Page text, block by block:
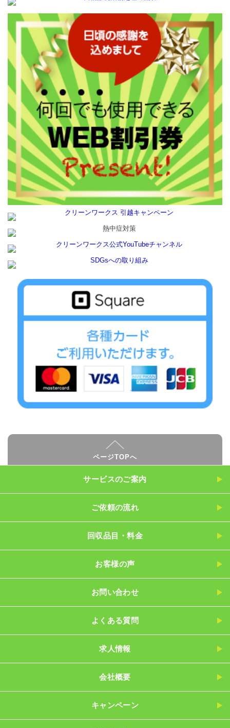
ページTOPへ
サービスのご案内
ご依頼の流れ
回収品目・料金
お客様の声
お問い合わせ
よくある質問
求人情報
会社概要
キャンペーン